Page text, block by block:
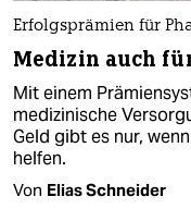
Erfolgsprämien für
Medizin auch
Mit einem
medizinische
Geld gibt es nur,
helfen.
Von Elias Schneider